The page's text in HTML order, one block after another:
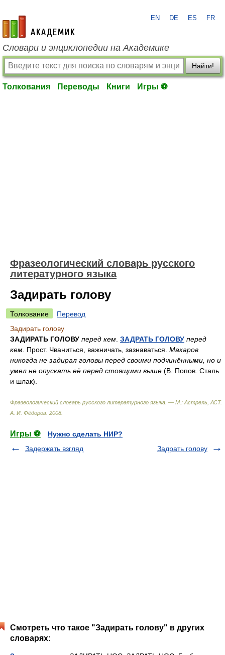
academic.ru
EN DE ES FR
Словари и энциклопедии на Академике
Найти!
Толкования Переводы Книги Игры ⚽
Фразеологический словарь русского
литературного языка
Задирать голову
Толкование
Перевод
Задирать голову
ЗАДИРАТЬ ГОЛОВУ перед кем ЗАДРАТЬ ГОЛОВУ перед
кем . Прост. Чваниться, важничать, зазнаваться. Макаров
никогда не задирал головы перед своими подчинёнными, но и
умел не опускать её перед стоящими выше (В. Попов. Сталь
и шлак).
Фразеологический словарь русского литературного языка. — М.: Астрель, АСТ.
А. И. Фёдоров 2008
Игры ⚽
Нужно сделать НИР?
Задержать взгляд
Задрать голову
Смотреть что такое "Задирать голову" в других
словарях: